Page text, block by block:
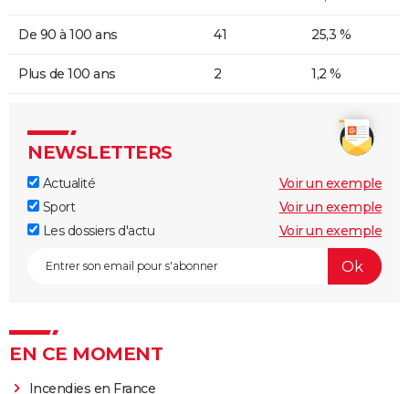
De 90 à 100 ans 41 25,3 %
Plus de 100 ans 2 1,2 %
NEWSLETTERS
Actualité
Voir un exemple
Sport
Voir un exemple
Les dossiers d'actu
Voir un exemple
EN CE MOMENT
Incendies en France